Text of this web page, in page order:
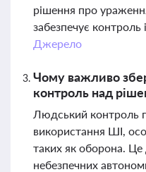
рішення про
забезпечує контроль
Джерело
Чому важливо
контроль над
Людський контроль
використання ШІ,
таких як оборона.
небезпечних